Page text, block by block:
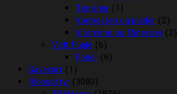
Terrarier (1)
Varmesten og plader (2)
Vitaminer og Mineraler (2)
Vildt Fugle (6)
Foder (6)
Gavekort (1)
Rideudstyr (3080)